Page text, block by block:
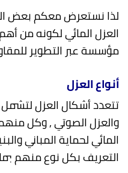
لذا نستعرض معكم بعض
العزل المائي لكونه من
مؤسسة عبر التطوير
أنواع العزل
تتعدد أشكال العزل لتشمل
والعزل الصوتي , وكل
المائي لحماية المباني
التعريف بكل نوع منهم